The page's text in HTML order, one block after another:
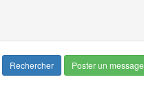
Rechercher Poster un message